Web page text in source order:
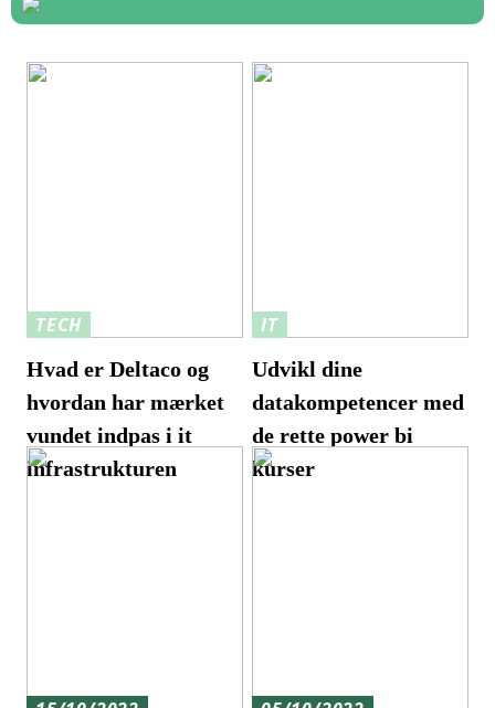
TECH
Hvad er Deltaco og
hvordan har mærket
vundet indpas i it
infrastrukturen
IT
Udvikl dine
datakompetencer med
de rette power bi
kurser